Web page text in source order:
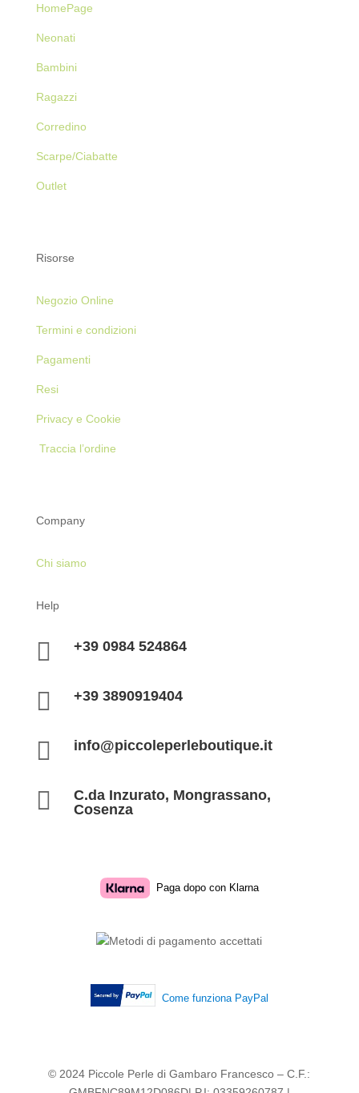
HomePage
Neonati
Bambini
Ragazzi
Corredino
Scarpe/Ciabatte
Outlet
Risorse
Negozio Online
Termini e condizioni
Pagamenti
Resi
Privacy e Cookie
Traccia l’ordine
Company
Chi siamo
Help
 +39 0984 524864
 +39 3890919404
 info@piccoleperleboutique.it

C.da Inzurato, Mongrassano,
Cosenza
Paga dopo con Klarna
Come funziona PayPal
© 2024 Piccole Perle di Gambaro Francesco – C.F.: